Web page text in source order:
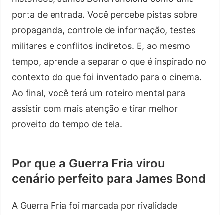
porta de entrada. Você percebe pistas sobre
propaganda, controle de informação, testes
militares e conflitos indiretos. E, ao mesmo
tempo, aprende a separar o que é inspirado no
contexto do que foi inventado para o cinema.
Ao final, você terá um roteiro mental para
assistir com mais atenção e tirar melhor
proveito do tempo de tela.
Por que a Guerra Fria virou
cenário perfeito para James Bond
A Guerra Fria foi marcada por rivalidade